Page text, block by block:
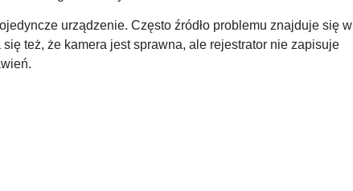
urządzenie. Często źródło problemu znajduje się w
też, że kamera jest sprawna, ale rejestrator nie zapisuje